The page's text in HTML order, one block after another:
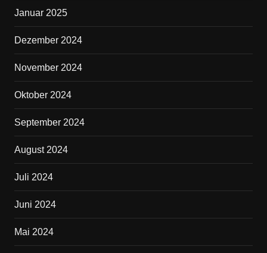
Januar 2025
Dezember 2024
November 2024
Oktober 2024
September 2024
August 2024
Juli 2024
Juni 2024
Mai 2024